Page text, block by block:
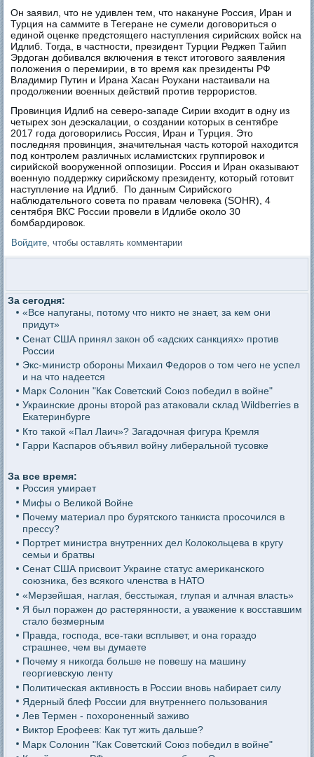
Он заявил, что не удивлен тем, что накануне Россия, Иран и
Турция на саммите в Тегеране не сумели договориться о
единой оценке предстоящего наступления сирийских войск на
Идлиб. Тогда, в частности, президент Турции Реджеп Тайип
Эрдоган добивался включения в текст итогового заявления
положения о перемирии, в то время как президенты РФ
Владимир Путин и Ирана Хасан Роухани настаивали на
продолжении военных действий против террористов.
Провинция Идлиб на северо-западе Сирии входит в одну из
четырех зон деэскалации, о создании которых в сентябре
2017 года договорились Россия, Иран и Турция. Это
последняя провинция, значительная часть которой находится
под контролем различных исламистских группировок и
сирийской вооруженной оппозиции. Россия и Иран оказывают
военную поддержку сирийскому президенту, который готовит
наступление на Идлиб. По данным Сирийского
наблюдательного совета по правам человека (SOHR), 4
сентября ВКС России провели в Идлибе около 30
бомбардировок.
Войдите, чтобы оставлять комментарии
За сегодня:
«Все напуганы, потому что никто не знает, за кем они
придут»
Сенат США принял закон об «адских санкциях» против
России
Экс-министр обороны Михаил Федоров о том чего не успел
и на что надеется
Марк Солонин "Как Советский Союз победил в войне"
Украинские дроны второй раз атаковали склад Wildberries в
Екатеринбурге
Кто такой «Пал Лаич»? Загадочная фигура Кремля
Гарри Каспаров объявил войну либеральной тусовке
За все время:
Россия умирает
Мифы о Великой Войне
Почему материал про бурятского танкиста просочился в
прессу?
Портрет министра внутренних дел Колокольцева в кругу
семьи и братвы
Сенат США присвоит Украине статус американского
союзника, без всякого членства в НАТО
«Мерзейшая, наглая, бесстыжая, глупая и алчная власть»
Я был поражен до растерянности, а уважение к восставшим
стало безмерным
Правда, господа, все-таки всплывет, и она гораздо
страшнее, чем вы думаете
Почему я никогда больше не повешу на машину
георгиевскую ленту
Политическая активность в России вновь набирает силу
Ядерный блеф России для внутреннего пользования
Лев Термен - похороненный заживо
Виктор Ерофеев: Как тут жить дальше?
Марк Солонин "Как Советский Союз победил в войне"